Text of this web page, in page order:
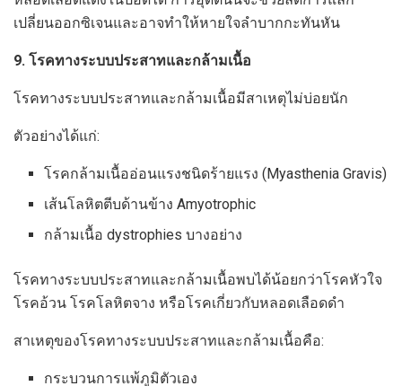
เปลี่ยนออกซิเจนและอาจทำให้หายใจลำบากกะทันหัน
9. โรคทางระบบประสาทและกล้ามเนื้อ
โรคทางระบบประสาทและกล้ามเนื้อมีสาเหตุไม่บ่อยนัก
ตัวอย่างได้แก่:
โรคกล้ามเนื้ออ่อนแรงชนิดร้ายแรง (Myasthenia Gravis)
เส้นโลหิตตีบด้านข้าง Amyotrophic
กล้ามเนื้อ dystrophies บางอย่าง
โรคทางระบบประสาทและกล้ามเนื้อพบได้น้อยกว่าโรคหัวใจ
โรคอ้วน โรคโลหิตจาง หรือโรคเกี่ยวกับหลอดเลือดดำ
สาเหตุของโรคทางระบบประสาทและกล้ามเนื้อคือ:
กระบวนการแพ้ภูมิตัวเอง